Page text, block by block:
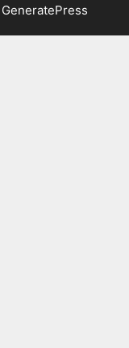
GeneratePress